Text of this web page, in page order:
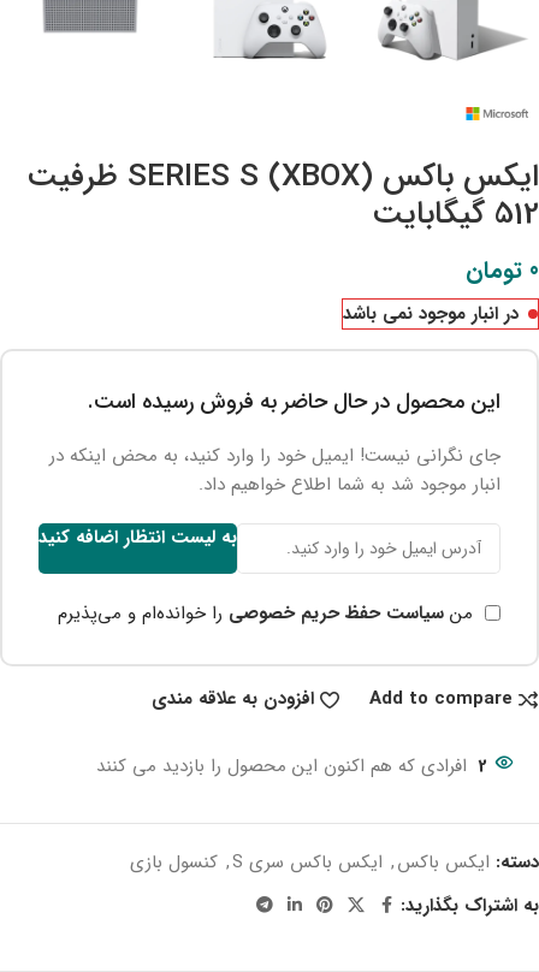
ایکس باکس (XBOX) SERIES S ظرفیت
512 گیگابایت
0 تومان
در انبار موجود نمی باشد
این محصول در حال حاضر به فروش رسیده است.
جای نگرانی نیست! ایمیل خود را وارد کنید، به محض اینکه در
انبار موجود شد به شما اطلاع خواهیم داد.
به لیست انتظار اضافه کنید
من سیاست حفظ حریم خصوصی را خوانده‌ام و می‌پذیرم
Add to compare افزودن به علاقه مندی
2 افرادی که هم اکنون این محصول را بازدید می کنند
دسته: ایکس باکس, ایکس باکس سری S , کنسول بازی
به اشتراک بگذارید: